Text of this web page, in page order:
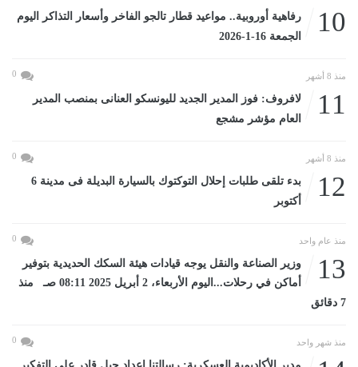
10
رفاهية أوروبية.. مواعيد قطار تالجو الفاخر وأسعار التذاكر اليوم
الجمعة 16-1-2026
منذ 8 أشهر 0
11
لافروف: فوز المدير الجديد لليونسكو العنانى بمنصب المدير
العام مؤشر مشجع
منذ 8 أشهر 0
12
بدء تلقى طلبات إحلال التوكتوك بالسيارة البديلة فى مدينة 6
أكتوبر
منذ عام واحد 0
13
وزير الصناعة والنقل يوجه قيادات هيئة السكك الحديدية بتوفير
أماكن في رحلات...اليوم الأربعاء، 2 أبريل 2025 08:11 صـ منذ
7 دقائق
منذ شهر واحد 0